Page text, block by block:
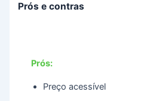
Prós e contras
Prós:
Preço acessível